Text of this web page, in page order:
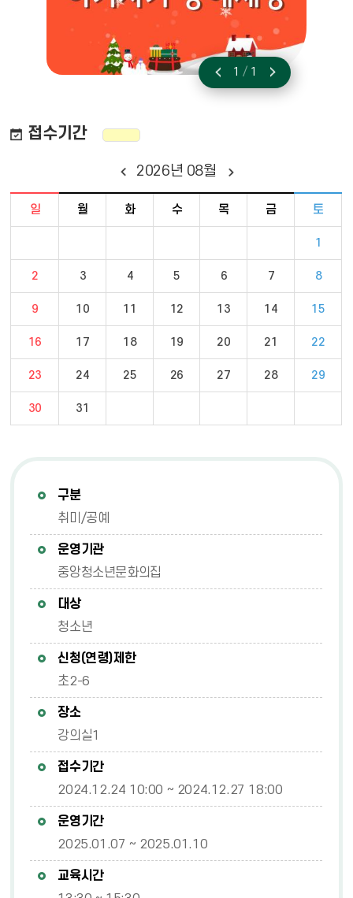
이전 1 / 1 다음
접수기간
2026년 08월
일 월 화 수 목 금 토
1
2 3 4 5 6 7 8
9 10 11 12 13 14 15
16 17 18 19 20 21 22
23 24 25 26 27 28 29
30 31
구분
취미/공예
운영기관
중앙청소년문화의집
대상
청소년
신청(연령)제한
초2-6
장소
강의실1
접수기간
2024.12.24 10:00 ~ 2024.12.27 18:00
운영기간
2025.01.07 ~ 2025.01.10
교육시간